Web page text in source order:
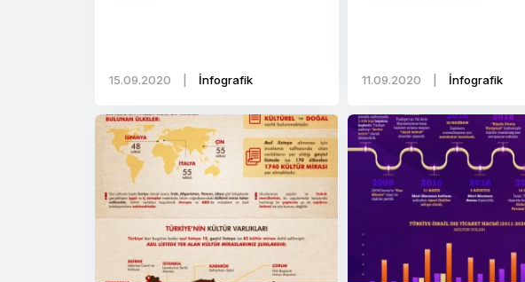
15.09.2020 İnfografik 11.09.2020 İnfografik